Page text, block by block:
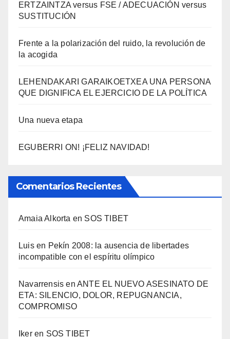
ERTZAINTZA versus FSE / ADECUACIÓN versus
SUSTITUCIÓN
Frente a la polarización del ruido, la revolución de
la acogida
LEHENDAKARI GARAIKOETXEA UNA PERSONA
QUE DIGNIFICA EL EJERCICIO DE LA POLÍTICA
Una nueva etapa
EGUBERRI ON! ¡FELIZ NAVIDAD!
Comentarios Recientes
Amaia Alkorta en SOS TIBET
Luisen Pekí­n 2008: la ausencia de libertades
incompatible con el espí­ritu olí­mpico
Navarrensis enANTE EL NUEVO ASESINATO DE
ETA: SILENCIO, DOLOR, REPUGNANCIA,
COMPROMISO
Ikeren SOS TIBET